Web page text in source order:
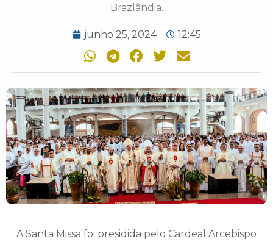
Brazlândia.
junho 25, 2024 12:45
A Santa Missa foi presidida pelo Cardeal Arcebispo